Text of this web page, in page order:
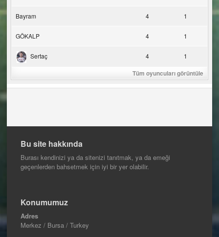
Bayram 4 1
GÖKALP 4 1
Sertaç 4 1
Tüm oyuncuları görüntüle
Bu site hakkında
Burası kendinizi ya da sitenizi tanıtmak, ya da emeği
geçenlerden bahsetmek için iyi bir yer olabilir.
Konumumuz
Adres
Merkez / Bursa / Turkey